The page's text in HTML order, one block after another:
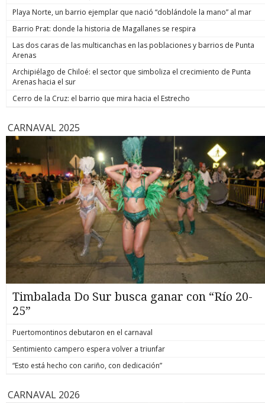
de estos enormes avances en números hay una familia que
hoy está más tranquila”, afirmó. Luego, el jefe de Estado
anunció un paso adicional para recuperar la seguridad y
todos los que buscan destruir nuestra sociedad. Seremos
implacables. No habrá excusas ni treguas“. El Presidente
anunció que su gobierno dará un paso adicional para
recuperar la seguridad, tal como se comprometió en
campaña, y aseguró que van a “perseguir, capturar, juzgar y
condenar a todos los que buscan destruir nuestra sociedad”.
indicó.
Playa Norte, un barrio ejemplar que nació “doblándole la mano” al mar
Barrio Prat: donde la historia de Magallanes se respira
Las dos caras de las multicanchas en las poblaciones y barrios de Punta
Arenas
Archipiélago de Chiloé: el sector que simboliza el crecimiento de Punta
Arenas hacia el sur
Cerro de la Cruz: el barrio que mira hacia el Estrecho
CARNAVAL 2025
Timbalada Do Sur busca ganar con “Río 20-
25”
Puertomontinos debutaron en el carnaval
Sentimiento campero espera volver a triunfar
“Esto está hecho con cariño, con dedicación”
CARNAVAL 2026